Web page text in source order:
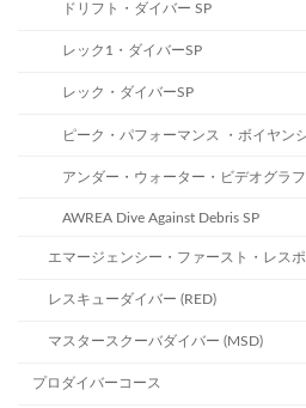
ドリフト・ダイバー SP
レック1・ダイバーSP
レック・ダイバーSP
ピーク・パフォーマンス ・ボイヤン
アンダー・ウォーター・ビデオグラ
AWREA Dive Against Debris SP
エマージェンシー・ファースト・レスポ
レスキューダイバー (RED)
マスタースクーバダイバー (MSD)
プロダイバーコース